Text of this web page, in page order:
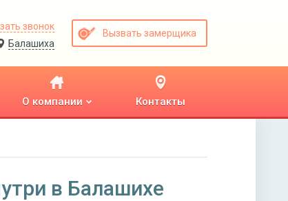
звонок
Балашиха
Вызвать замерщика
О компании Контакты
в Балашихе